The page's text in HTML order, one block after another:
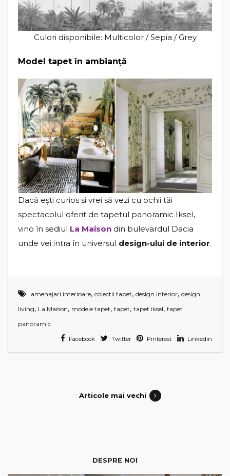
Culori disponibile: Multicolor / Sepia / Grey
Model tapet în ambianță
Dacă ești curios și vrei să vezi cu ochii tăi
spectacolul oferit de tapetul panoramic Iksel,
vino în sediul La Maison din bulevardul Dacia
unde vei intra în universul design-ului de interior.
amenajari interioare, colectii tapet, design interior, design
living, La Maison, modele tapet, tapet, tapet iksel, tapet
panoramic
Facebook Twitter Pinterest Linkedin
Articole mai vechi
DESPRE NOI